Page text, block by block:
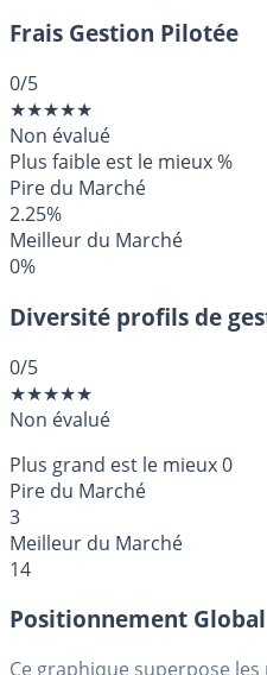
Frais Gestion Pilotée
0/5
★★★★★
Non évalué
Plus faible est le mieux%
Pire du Marché
2.25%
Meilleur du Marché
0%
Diversité profils de
0/5
★★★★★
Non évalué
Plus grand est le mieux0
Pire du Marché
3
Meilleur du Marché
14
Positionnement Global
Ce graphique superpose